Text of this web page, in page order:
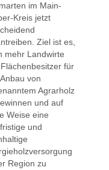
im Main-
Kreis jetzt
Ziel ist es,
mehr Landwirte
für
von
Agrarholz
und auf
Weise eine
und
Region zu